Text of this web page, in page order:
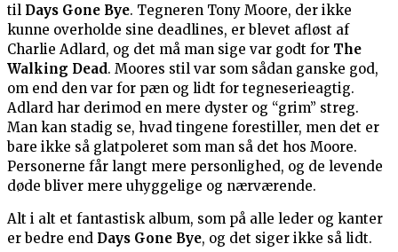
til Days Gone Bye. Tegneren Tony Moore, der ikke
kunne overholde sine deadlines, er blevet afløst af
Charlie Adlard, og det må man sige var godt for The
Walking Dead. Moores stil var som sådan ganske god,
om end den var for pæn og lidt for tegneserieagtig.
Adlard har derimod en mere dyster og “grim” streg.
Man kan stadig se, hvad tingene forestiller, men det er
bare ikke så glatpoleret som man så det hos Moore.
Personerne får langt mere personlighed, og de levende
døde bliver mere uhyggelige og nærværende.
Alt i alt et fantastisk album, som på alle leder og kanter
er bedre end Days Gone Bye, og det siger ikke så lidt.